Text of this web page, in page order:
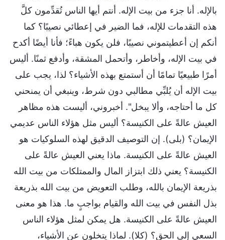
بالإله. أنا جزء من بيت الإله. أنتم أيها الناس تُقدِّمون كلَّ
هذه التقدمات للإله، فما الضير في إعطائي نصيبًا؟ كما
أنكم إن أعطيتموني نصيبًا، فلن يكون هباءً؛ فأنا أيضًا أكدح
في بيت الإله، وأخاطر، وأتحمل المشقة، وأدفع ثمنًا. أليس
أمرًا طبيعيًا تمامًا أن أستمتع بهذه الأشياء؟ لذا، يجب على
بيت الإله أن يُلبِّي مطالبي دون شرط، وينبغي أن يمنحني
كل ما أحتاجه، وألا يبخل". أخبروني، أليست هذه مظاهر
العيش عالةً على الكنيسة؟ أليس مثل هؤلاء الناس عديمي
الإيمان؟ (بلى). إن التوصيف الدقيق لهذه السلوكيات هو
العيش عالةً على الكنيسة. ماذا يعني العيش عالةً على
الكنيسة؟ يعني ذلك ابتزاز المال والممتلكات من بيت الله
بذريعة الإيمان بالله، وطلب التعويض من بيت الله بذريعة
بذل النفس في بيت الله والقيام بواجبٍ ما. هذا هو معنى
العيش عالةً على الكنيسة. هل يمكن لمثل هؤلاء الناس
السعي إلى الحق؟ (كلا). لماذا يتخلون عن الأشياء،